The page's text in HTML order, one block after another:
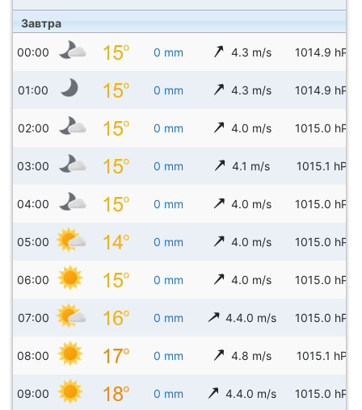
Завтра
00:00 0 mm 4.3 m/s 1014.9 hPa
01:00 0 mm 4.3 m/s 1014.9 hPa
02:00 0 mm 4.0 m/s 1015.0 hPa
03:00 0 mm 4.1 m/s 1015.1 hPa
04:00 0 mm 4.0 m/s 1015.0 hPa
05:00 0 mm 4.0 m/s 1015.0 hPa
06:00 0 mm 4.0 m/s 1015.0 hPa
07:00 0 mm 4.4.0 m/s 1015.0 hPa
08:00 0 mm 4.8 m/s 1015.1 hPa
09:00 0 mm 4.4.0 m/s 1015.0 hPa